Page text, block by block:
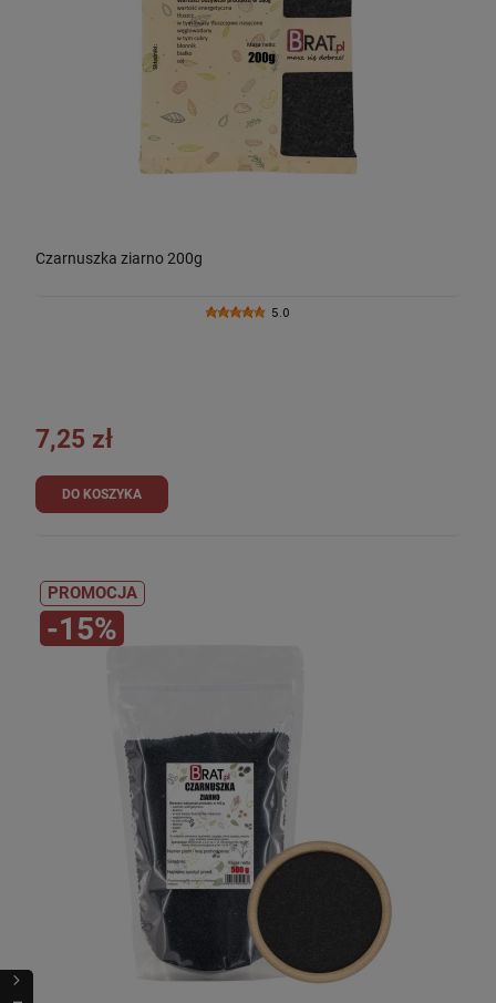
Czarnuszka ziarno 200g
5.0
7,25 zł
DO KOSZYKA
PROMOCJA
-15%